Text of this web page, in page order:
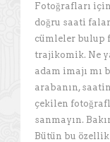
Fotoğrafları
doğru saati
cümleler bulup
trajikomik. Ne
adam imajı mı
arabanın,
çekilen
sanmayın.
Bütün bu